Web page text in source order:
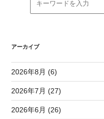
アーカイブ
2026年8月 (6)
2026年7月 (27)
2026年6月 (26)